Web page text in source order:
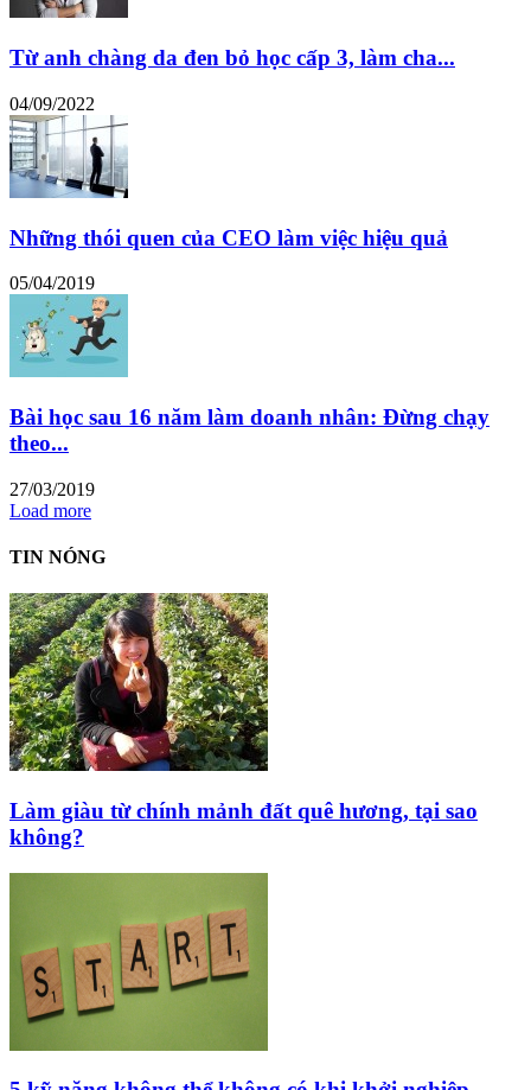
Từ anh chàng da đen bỏ học cấp 3, làm cha...
04/09/2022
Những thói quen của CEO làm việc hiệu quả
05/04/2019
Bài học sau 16 năm làm doanh nhân: Đừng chạy
theo...
27/03/2019
Load more
TIN NÓNG
Làm giàu từ chính mảnh đất quê hương, tại sao
không?